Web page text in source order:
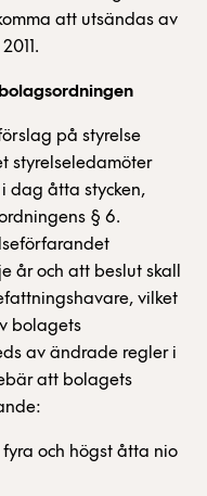
att utsändas av
på styrelse
styrelseledamöter
dag åtta stycken,
§ 6.
år och att beslut skall
vilket
bolagets
av ändrade regler i
att bolagets
och högst åtta nio